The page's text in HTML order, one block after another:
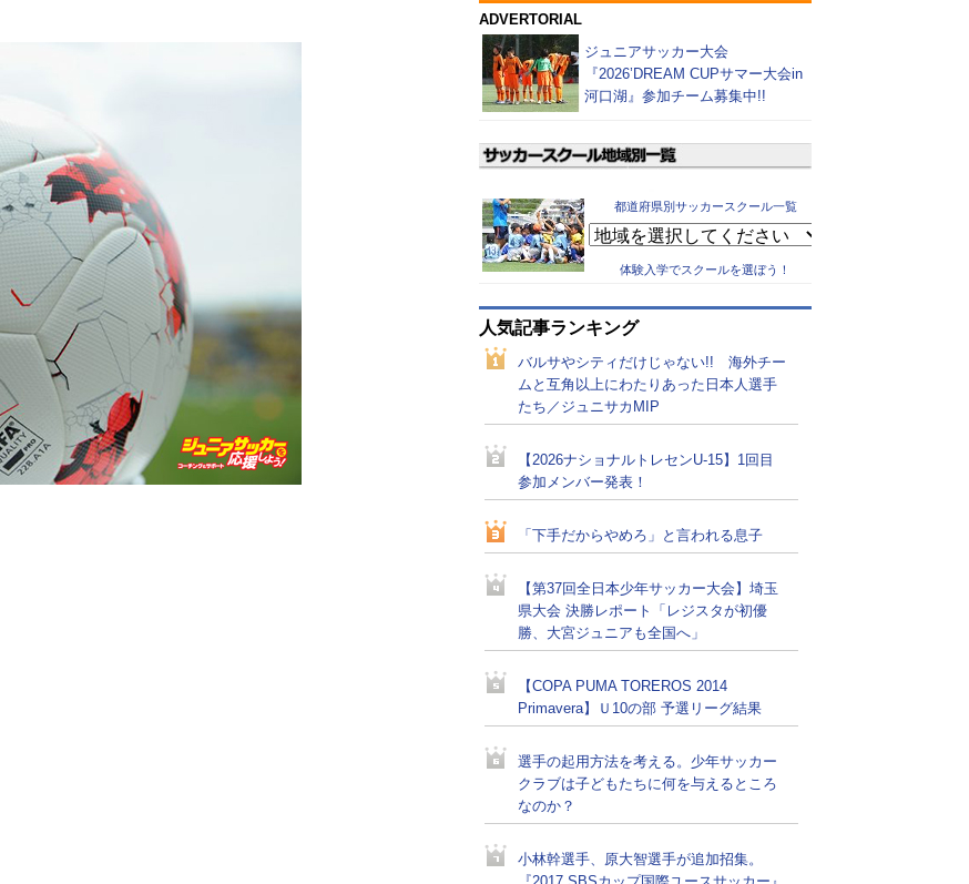
ADVERTORIAL
ジュニアサッカー大会
『2026’DREAM CUPサマー大会in
河口湖』参加チーム募集中!!
都道府県別サッカースクール一覧
体験入学でスクールを選ぼう！
人気記事ランキング
バルサやシティだけじゃない!! 海外チー
ムと互角以上にわたりあった日本人選手
たち／ジュニサカMIP
【2026ナショナルトレセンU-15】1回目
参加メンバー発表！
「下手だからやめろ」と言われる息子
【第37回全日本少年サッカー大会】埼玉
県大会 決勝レポート「レジスタが初優
勝、大宮ジュニアも全国へ」
【COPA PUMA TOREROS 2014
Primavera】Ｕ10の部 予選リーグ結果
選手の起用方法を考える。少年サッカー
クラブは子どもたちに何を与えるところ
なのか？
小林幹選手、原大智選手が追加招集。